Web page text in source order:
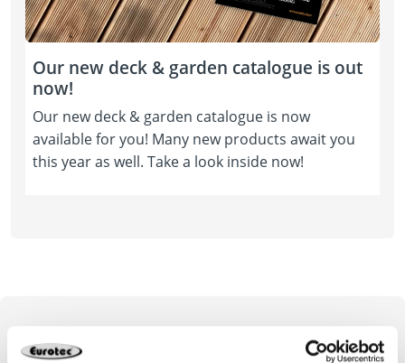
Our new deck & garden catalogue is out
now!
Our new deck & garden catalogue is now
available for you! Many new products await you
this year as well. Take a look inside now!
The SL BASE adjustable feet